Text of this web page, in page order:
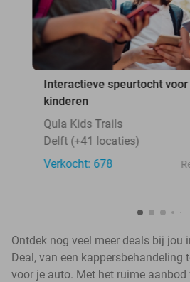
Interactieve speurtocht
kinderen
Qula Kids Trails
Delft (+41 locaties)
Verkocht: 678
Ontdek nog veel meer deals bij jou
Deal, van een kappersbehandeling
voor je auto. Met het ruime